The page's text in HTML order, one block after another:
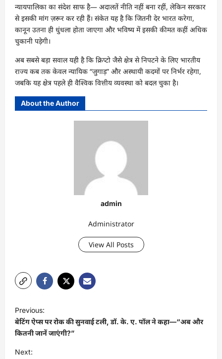
न्यायपालिका का संदेश साफ है— अदालतें नीति नहीं बना रहीं, लेकिन सरकार
से इसकी मांग ज़रूर कर रही हैं। संकेत यह है कि जितनी देर भारत करेगा,
कानून उतना ही धुंधला होता जाएगा और भविष्य में इसकी कीमत कहीं अधिक
चुकानी पड़ेगी।
अब सबसे बड़ा सवाल यही है कि क्रिप्टो जैसे क्षेत्र से निपटने के लिए भारतीय
राज्य कब तक केवल न्यायिक “जुगाड़” और अस्थायी कदमों पर निर्भर रहेगा,
जबकि यह क्षेत्र पहले ही वैश्विक वित्तीय व्यवस्था को बदल चुका है।
About the Author
admin
Administrator
View All Posts
o
s
t
Previous:
बेटिंग ऐप्स पर रोक की सुनवाई टली, डॉ. के. ए. पॉल ने कहा—“अब और
कितनी जानें जाएंगी?”
Next: